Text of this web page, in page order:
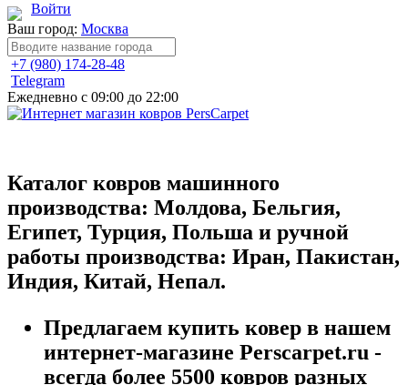
Войти
Ваш город: Москва
+7 (980) 174-28-48
Telegram
Ежедневно с 09:00 до 22:00
Каталог ковров машинного
производства: Молдова, Бельгия,
Египет, Турция, Польша и ручной
работы производства: Иран, Пакистан,
Индия, Китай, Непал.
Предлагаем купить ковер в нашем
интернет-магазине Perscarpet.ru -
всегда более 5500 ковров разных